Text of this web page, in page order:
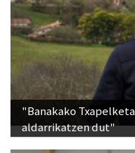
"Banakako
aldarrikatzen dut"